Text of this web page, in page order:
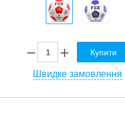
Купити
Швидке замовлення